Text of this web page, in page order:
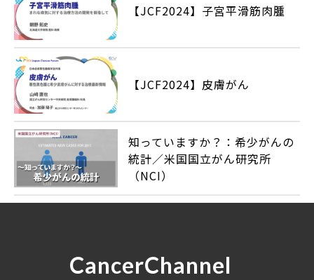
【JCF2024】子宮平滑筋肉腫
【JCF2024】皮膚がん
知っていますか？：希少がんの
統計／米国国立がん研究所
（NCI）
CancerChannel